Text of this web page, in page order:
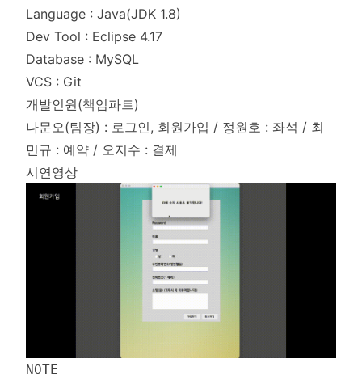
Language : Java(JDK 1.8)
Dev Tool : Eclipse 4.17
Database : MySQL
VCS : Git
개발인원(책임파트)
나문오(팀장) : 로그인, 회원가입 / 정원호 : 좌석 / 최
민규 : 예약 / 오지수 : 결제
시연영상
NOTE